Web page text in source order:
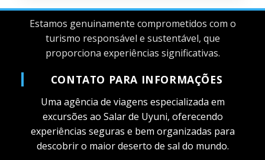
Estamos genuinamente comprometidos com o
turismo responsável e sustentável, que
proporciona experiências significativas.
CONTATO PARA INFORMAÇÕES
Uma agência de viagens especializada em
excursões ao Salar de Uyuni, oferecendo
experiências seguras e bem organizadas para
descobrir o maior deserto de sal do mundo.